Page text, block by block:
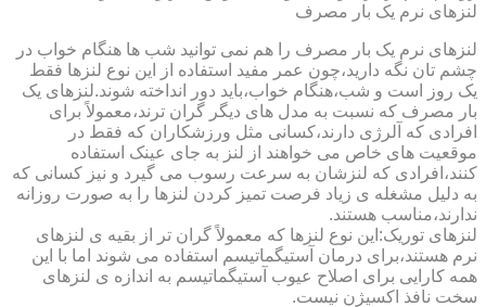
لنزهای نرم یک بار مصرف
لنزهای نرم یک بار مصرف را هم نمی توانید شب ها هنگام خواب در
چشم تان نگه دارید،چون عمر مفید استفاده از این نوع لنزها فقط
یک روز است و شب،هنگام خواب،باید دور انداخته شوند.لنزهای یک
بار مصرف که نسبت به مدل های دیگر گران ترند،معمولاً برای
افرادی که آلرژی دارند،کسانی مثل ورزشکاران که فقط در
موقعیت های خاص می خواهند از لنز به جای عینک استفاده
کنند،افرادی که لنزشان به سرعت رسوب می گیرد و نیز کسانی که
به دلیل مشغله ی زیاد فرصت تمیز کردن لنزها را به صورت روزانه
ندارند،مناسب هستند.
لنزهای توریک:این نوع لنزها که معمولاً گران تر از بقیه ی لنزهای
نرم هستند،برای درمان آستیگماتیسم استفاده می شوند اما با این
همه کارایی برای اصلاح عیوب آستیگماتیسم به اندازه ی لنزهای
سخت نافذ اکسیژن نیست.